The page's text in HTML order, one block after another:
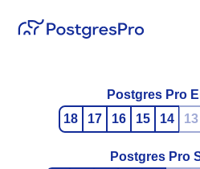
Postgres Pro
18
17 16 15 14 13
Postgres Pro